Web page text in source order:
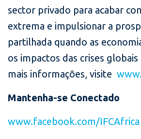
sector privado para acabar
extrema e impulsionar a
partilhada quando as
os impactos das crises globais
mais informações, visite
Mantenha-se Conectado
www.facebook.com/IFCAfrica